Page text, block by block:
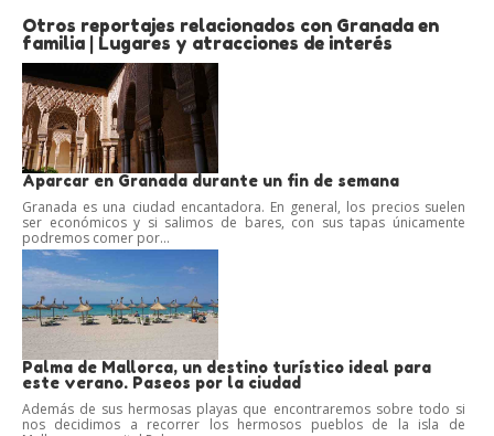
Otros reportajes relacionados con Granada en
familia | Lugares y atracciones de interés
Aparcar en Granada durante un fin de semana
Granada es una ciudad encantadora. En general, los precios suelen
ser económicos y si salimos de bares, con sus tapas únicamente
podremos comer por...
Palma de Mallorca, un destino turístico ideal para
este verano. Paseos por la ciudad
Además de sus hermosas playas que encontraremos sobre todo si
nos decidimos a recorrer los hermosos pueblos de la isla de